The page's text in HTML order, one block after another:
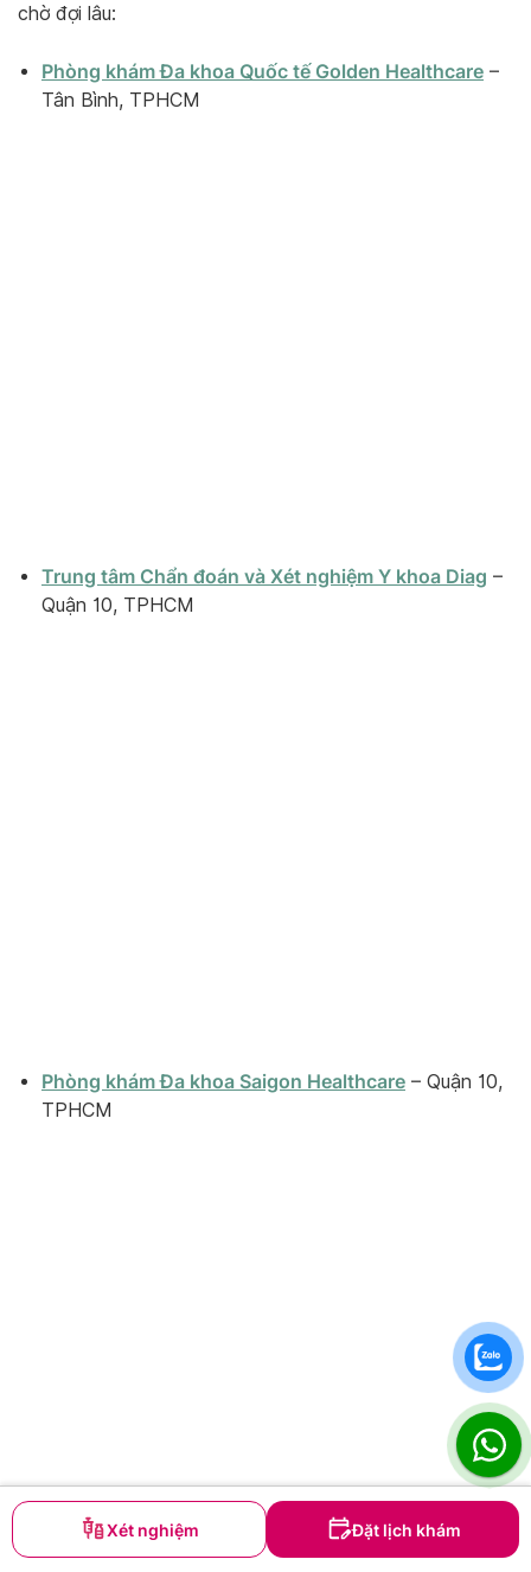
Xét nghiệm Đặt lịch khám
chờ đợi lâu:
Phòng khám Đa khoa Quốc tế Golden Healthcare –
Tân Bình, TPHCM
Trung tâm Chẩn đoán và Xét nghiệm Y khoa Diag –
Quận 10, TPHCM
Phòng khám Đa khoa Saigon Healthcare – Quận 10,
TPHCM